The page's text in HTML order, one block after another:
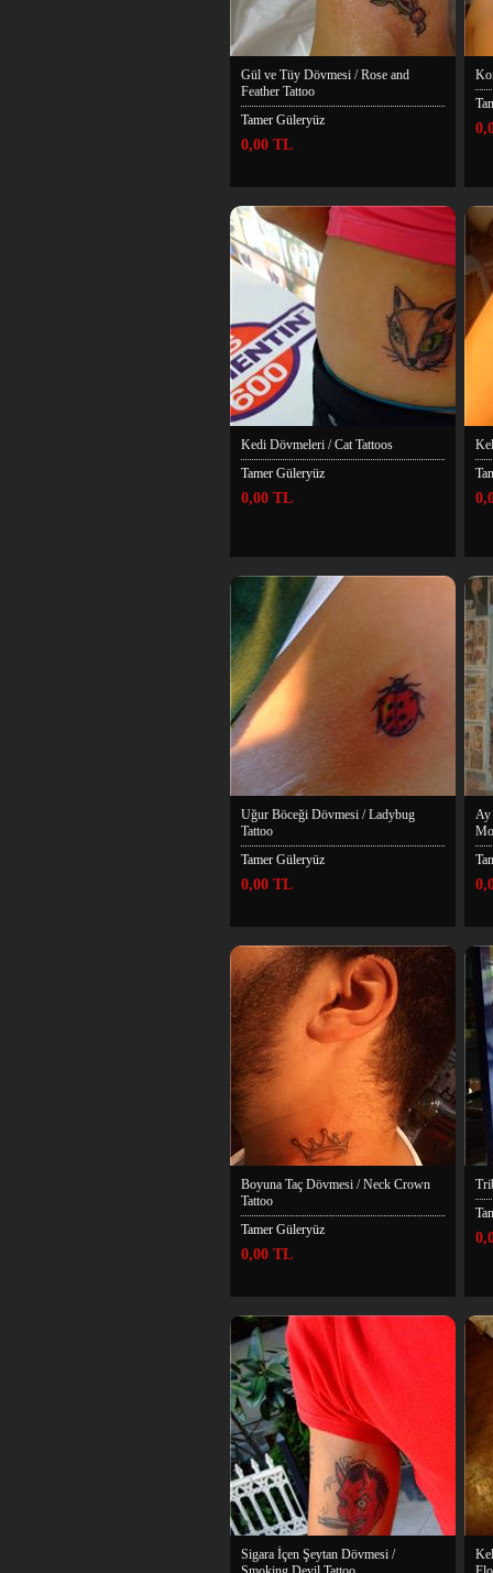
Gül ve Tüy Dövmesi / Rose and
Feather Tattoo
Tamer Güleryüz
0,00 TL
Kedi Dövmeleri / Cat Tattoos
Tamer Güleryüz
0,00 TL
Uğur Böceği Dövmesi / Ladybug
Tattoo
Tamer Güleryüz
0,00 TL
Ay
Boyuna Taç Dövmesi / Neck Crown
Tattoo
Tamer Güleryüz
0,00 TL
Sigara İçen Şeytan Dövmesi /